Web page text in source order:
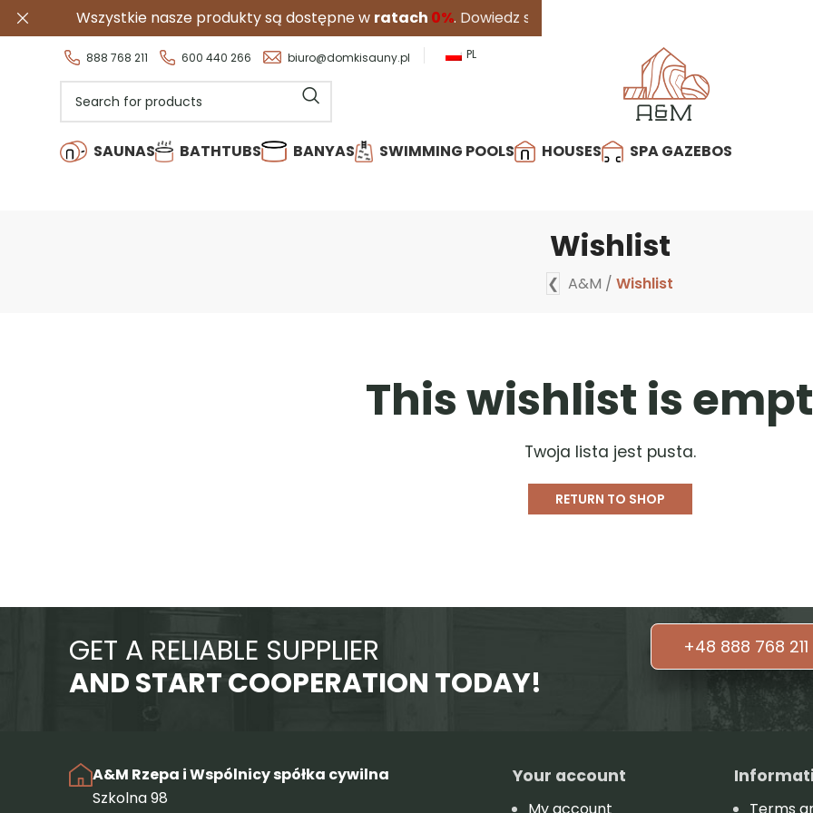
888 768 211 600 440 266 biuro@domkisauny.pl PL
SAUNAS BATHTUBS BANYAS SWIMMING POOLS HOUSES SPA GAZEBOS
Wishlist
❮ A&M / Wishlist
This wishlist is
Twoja lista jest pusta.
RETURN TO SHOP
GET A RELIABLE SUPPLIER
AND START COOPERATION TODAY!
+48 888 768 211
A&M Rzepa i Wspólnicy spółka cywilna
Szkolna 98
Your account
Wszystkie nasze produkty są dostępne wratach0%.Dowiedz się więcej